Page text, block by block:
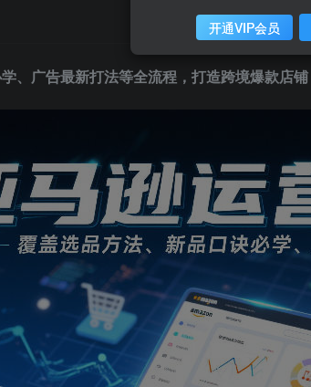
、广告最新打法等全流程，打造跨境爆款店铺
开通VIP会员